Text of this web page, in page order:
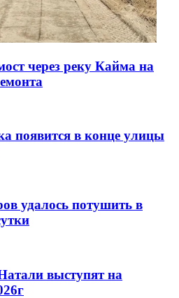
через реку Кайма на
появится в конце улицы
удалось потушить в
выступят на